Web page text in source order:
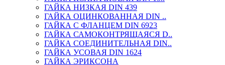
ГАЙКА НИЗКАЯ DIN 439
ГАЙКА ОЦИНКОВАННАЯ DIN ..
ГАЙКА С ФЛАНЦЕМ DIN 6923
ГАЙКА САМОКОНТРЯЩАЯСЯ D..
ГАЙКА СОЕДИНИТЕЛЬНАЯ DIN..
ГАЙКА УСОВАЯ DIN 1624
ГАЙКА ЭРИКСОНА